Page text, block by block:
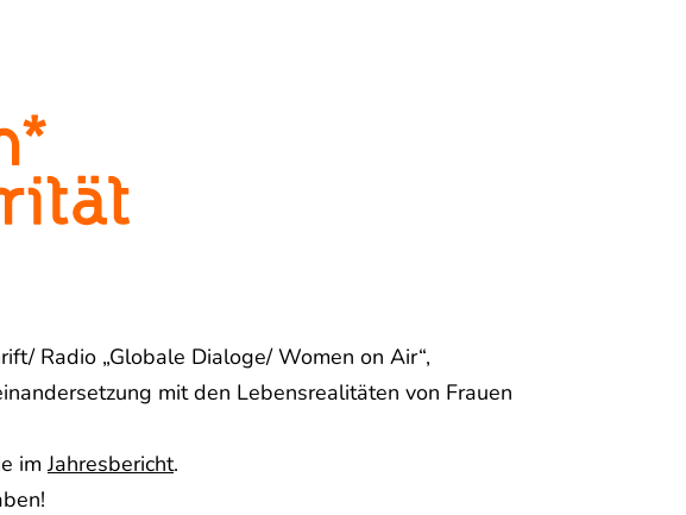
Radio „Globale Dialoge/ Women on Air“,
mit den Lebensrealitäten von Frauen
imJahresbericht.